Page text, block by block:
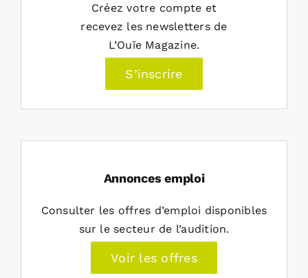
Créez votre compte et
recevez les newsletters de
L’Ouïe Magazine.
S’inscrire
Annonces emploi
Consulter les offres d’emploi disponibles
sur le secteur de l’audition.
Voir les offres